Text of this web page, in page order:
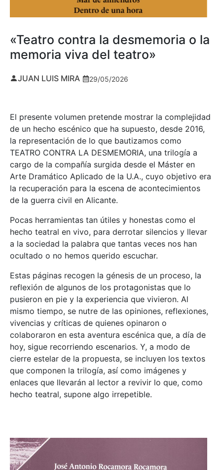
«Teatro contra la desmemoria o la
memoria viva del teatro»
JUAN LUIS MIRA 29/05/2026
El presente volumen pretende mostrar la complejidad
de un hecho escénico que ha supuesto, desde 2016,
la representación de lo que bautizamos como
TEATRO CONTRA LA DESMEMORIA, una trilogía a
cargo de la compañía surgida desde el Máster en
Arte Dramático Aplicado de la U.A., cuyo objetivo era
la recuperación para la escena de acontecimientos
de la guerra civil en Alicante.
Pocas herramientas tan útiles y honestas como el
hecho teatral en vivo, para derrotar silencios y llevar
a la sociedad la palabra que tantas veces nos han
ocultado o no hemos querido escuchar.
Estas páginas recogen la génesis de un proceso, la
reflexión de algunos de los protagonistas que lo
pusieron en pie y la experiencia que vivieron. Al
mismo tiempo, se nutre de las opiniones, reflexiones,
vivencias y críticas de quienes opinaron o
colaboraron en esta aventura escénica que, a día de
hoy, sigue recorriendo escenarios. Y, a modo de
cierre estelar de la propuesta, se incluyen los textos
que componen la trilogía, así como imágenes y
enlaces que llevarán al lector a revivir lo que, como
hecho teatral, supone algo irrepetible.